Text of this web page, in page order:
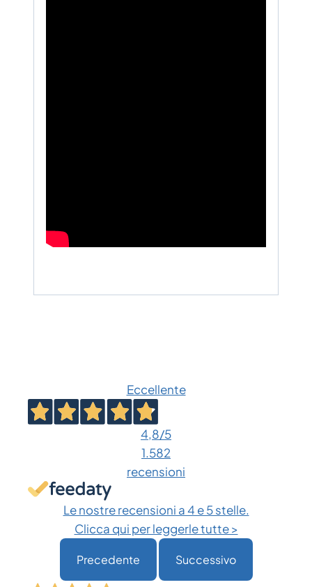
Eccellente
4,8/5
1.582
recensioni
Le nostre recensioni a 4 e 5 stelle.
Clicca qui per leggerle tutte >
Precedente Successivo